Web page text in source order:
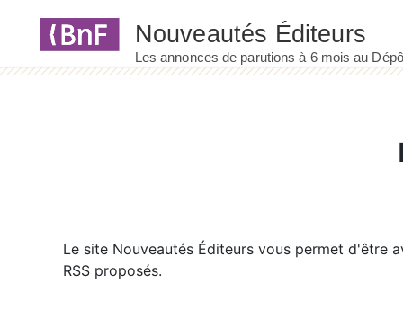
Le site Nouveautés Éditeurs vous permet d'être
RSS proposés.